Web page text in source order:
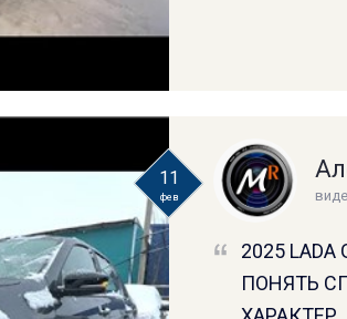
11
фев
2025 LADA
ПОНЯТЬ